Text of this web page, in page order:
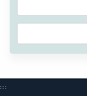
:::